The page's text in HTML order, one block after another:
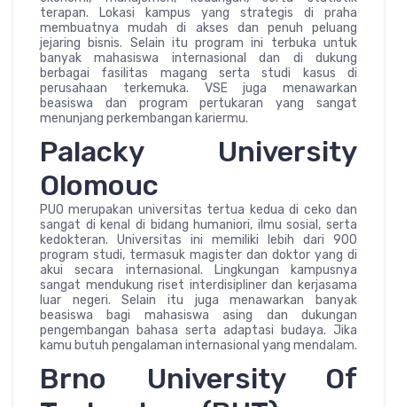
terapan. Lokasi kampus yang strategis di praha
membuatnya mudah di akses dan penuh peluang
jejaring bisnis. Selain itu program ini terbuka untuk
banyak mahasiswa internasional dan di dukung
berbagai fasilitas magang serta studi kasus di
perusahaan terkemuka. VSE juga menawarkan
beasiswa dan program pertukaran yang sangat
menunjang perkembangan kariermu.
Palacky University
Olomouc
PUO merupakan universitas tertua kedua di ceko dan
sangat di kenal di bidang humaniori, ilmu sosial, serta
kedokteran. Universitas ini memiliki lebih dari 900
program studi, termasuk magister dan doktor yang di
akui secara internasional. Lingkungan kampusnya
sangat mendukung riset interdisipliner dan kerjasama
luar negeri. Selain itu juga menawarkan banyak
beasiswa bagi mahasiswa asing dan dukungan
pengembangan bahasa serta adaptasi budaya. Jika
kamu butuh pengalaman internasional yang mendalam.
Brno University Of